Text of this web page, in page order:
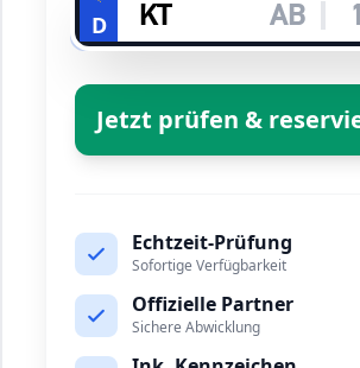
D
Jetzt prüfen &
Echtzeit-Prüfung
Sofortige Verfügbarkeit
Offizielle Partner
Sichere Abwicklung